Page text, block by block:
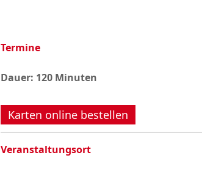
Termine
Dauer: 120 Minuten
Karten online bestellen
Veranstaltungsort